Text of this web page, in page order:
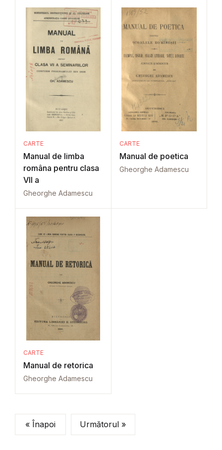
CARTE
Manual de limba
româna pentru clasa
VII a
Gheorghe Adamescu
CARTE
Manual de poetica
Gheorghe Adamescu
CARTE
Manual de retorica
Gheorghe Adamescu
« Înapoi Următorul »